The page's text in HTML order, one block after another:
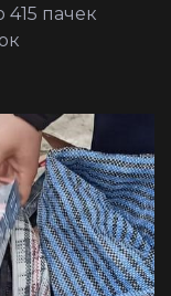
415 пачек